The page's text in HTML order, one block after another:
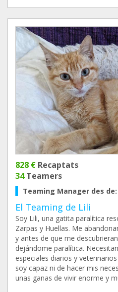
828 € Recaptats
34Teamers
Teaming Manager des de:
El Teaming de Lili
Soy Lili, una gatita paralítica
Zarpas y Huellas. Me
y antes de que me
dejándome paralítica.
especiales diarios y
soy capaz ni de hacer mis
unas ganas de vivir enorme y